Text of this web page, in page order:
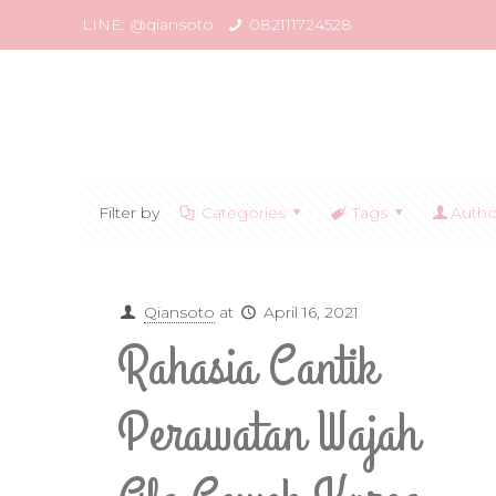
LINE: @qiansoto 082111724528
Filter by Categories Tags
Qiansoto at April 16, 2021
Rahasia Cantik
Perawatan Wajah